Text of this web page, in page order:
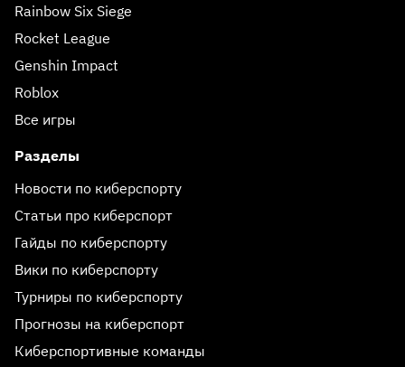
Rainbow Six Siege
Rocket League
Genshin Impact
Roblox
Все игры
Разделы
Новости по киберспорту
Статьи про киберспорт
Гайды по киберспорту
Вики по киберспорту
Турниры по киберспорту
Прогнозы на киберспорт
Киберспортивные команды